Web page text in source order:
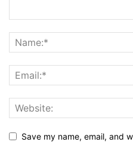
Save my name, email, and